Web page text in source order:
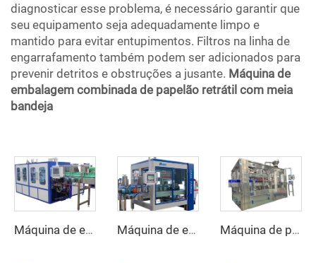
diagnosticar esse problema, é necessário garantir que
seu equipamento seja adequadamente limpo e
mantido para evitar entupimentos. Filtros na linha de
engarrafamento também podem ser adicionados para
prevenir detritos e obstruções a jusante. Máquina de
embalagem combinada de papelão retrátil com meia
bandeja
Máquina de embalagem envolvente de caixa de papelão Máquina de embalagem automática em cartão Máquina de preenchimento de azeite